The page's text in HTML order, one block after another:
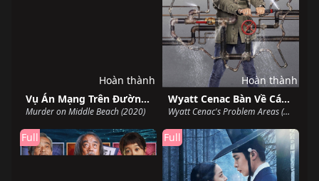
Vụ Án Mạng Trên Đường Middle Beach
Murder on Middle Beach (2020)
Hoàn thành
Wyatt Cenac Bàn Về Các Khu Vực Có Vấn Đề (Phần 2)
Wyatt Cenac's Problem Areas (Season 2) (2019)
Hoàn thành
Full Full